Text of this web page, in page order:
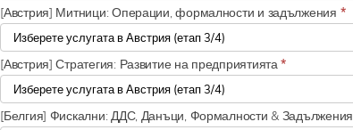
[Австрия] Митници: Операции, формалности и задължения *
[Австрия] Стратегия: Развитие на предприятията*
[Белгия] Фискални: ДДС, Данъци, Формалности & Задължения